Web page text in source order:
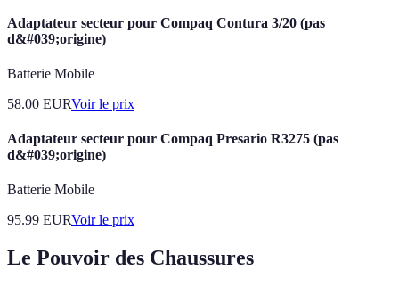
Adaptateur secteur pour Compaq Contura 3/20 (pas
d&#039;origine)
Batterie Mobile
58.00 EURVoir le prix
Adaptateur secteur pour Compaq Presario R3275 (pas
d&#039;origine)
Batterie Mobile
95.99 EURVoir le prix
Le Pouvoir des Chaussures